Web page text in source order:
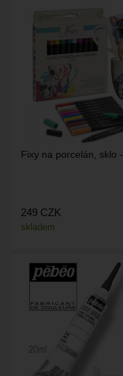
Fixy na porcelán, sklo
skladem
249 CZK